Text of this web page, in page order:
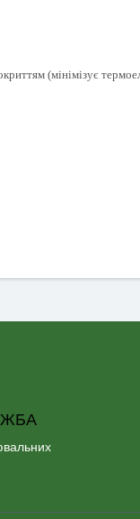
(мінімізує